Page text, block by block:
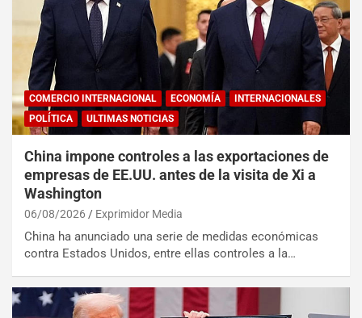
COMERCIO INTERNACIONAL ECONOMÍA
INTERNACIONALES
POLÍTICA
ULTIMAS NOTICIAS
China impone controles a las exportaciones de
empresas de EE.UU. antes de la visita de Xi a
Washington
06/08/2026 Exprimidor Media
China ha anunciado una serie de medidas económicas
contra Estados Unidos, entre ellas controles a la…